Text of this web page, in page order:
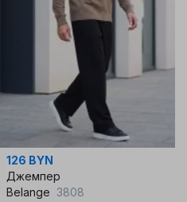
126 BYN
Джемпер
Belange 3808